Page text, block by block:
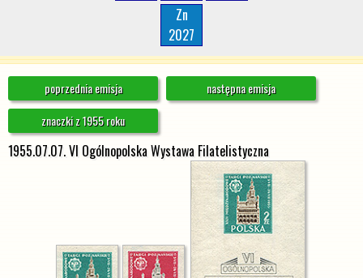
Zn
2027
poprzednia emisja
następna emisja
znaczki z 1955 roku
1955.07.07. VI Ogólnopolska Wystawa Filatelistyczna